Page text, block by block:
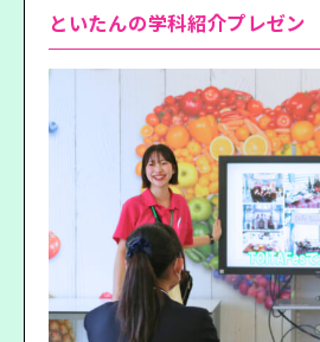
といたんの学科紹介プレゼン